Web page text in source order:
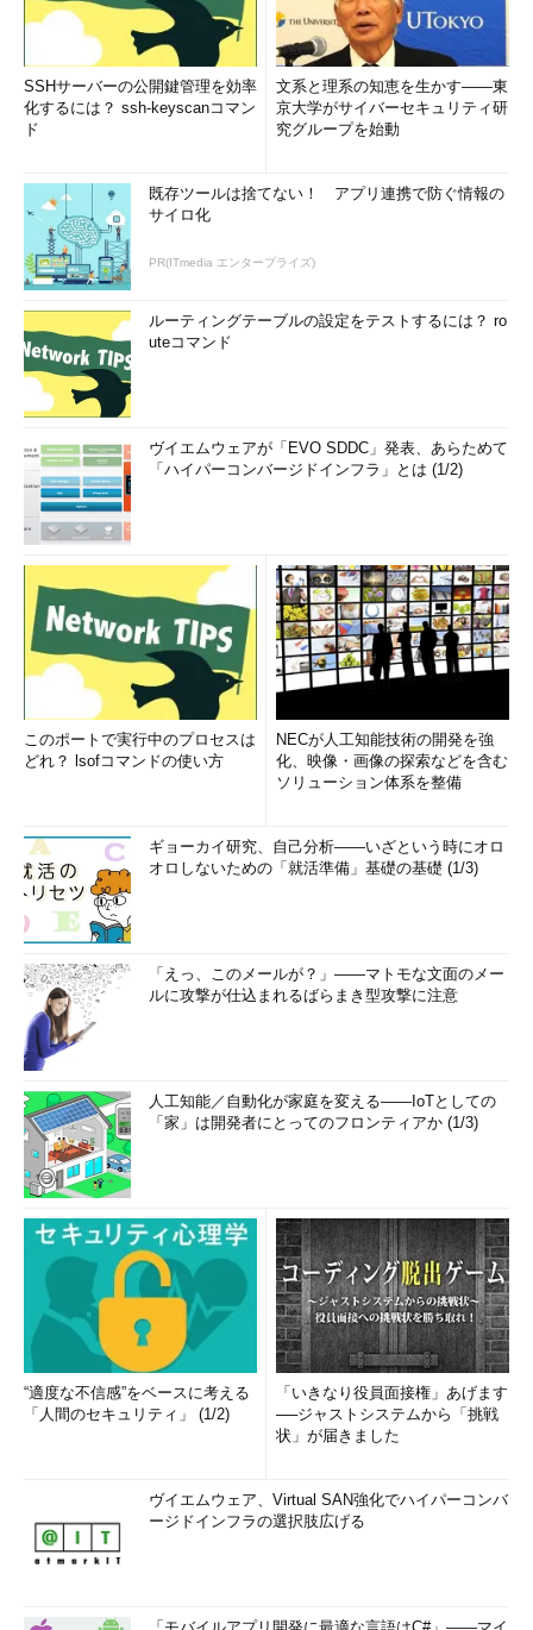
SSHサーバーの公開鍵管理を効率
化するには？ ssh-keyscanコマン
ド
文系と理系の知恵を生かす――東
京大学がサイバーセキュリティ研
究グループを始動
既存ツールは捨てない！ アプリ連携で防ぐ情報の
サイロ化
PR(ITmedia エンタープライズ)
ルーティングテーブルの設定をテストするには？ ro
uteコマンド
ヴイエムウェアが「EVO SDDC」発表、あらためて
「ハイパーコンバージドインフラ」とは (1/2)
このポートで実行中のプロセスは
どれ？ lsofコマンドの使い方
NECが人工知能技術の開発を強
化、映像・画像の探索などを含む
ソリューション体系を整備
ギョーカイ研究、自己分析――いざという時にオロ
オロしないための「就活準備」基礎の基礎 (1/3)
「えっ、このメールが？」――マトモな文面のメー
ルに攻撃が仕込まれるばらまき型攻撃に注意
人工知能／自動化が家庭を変える――IoTとしての
「家」は開発者にとってのフロンティアか (1/3)
“適度な不信感”をベースに考える
「人間のセキュリティ」 (1/2)
「いきなり役員面接権」あげます
──ジャストシステムから「挑戦
状」が届きました
ヴイエムウェア、Virtual SAN強化でハイパーコンバ
ージドインフラの選択肢広げる